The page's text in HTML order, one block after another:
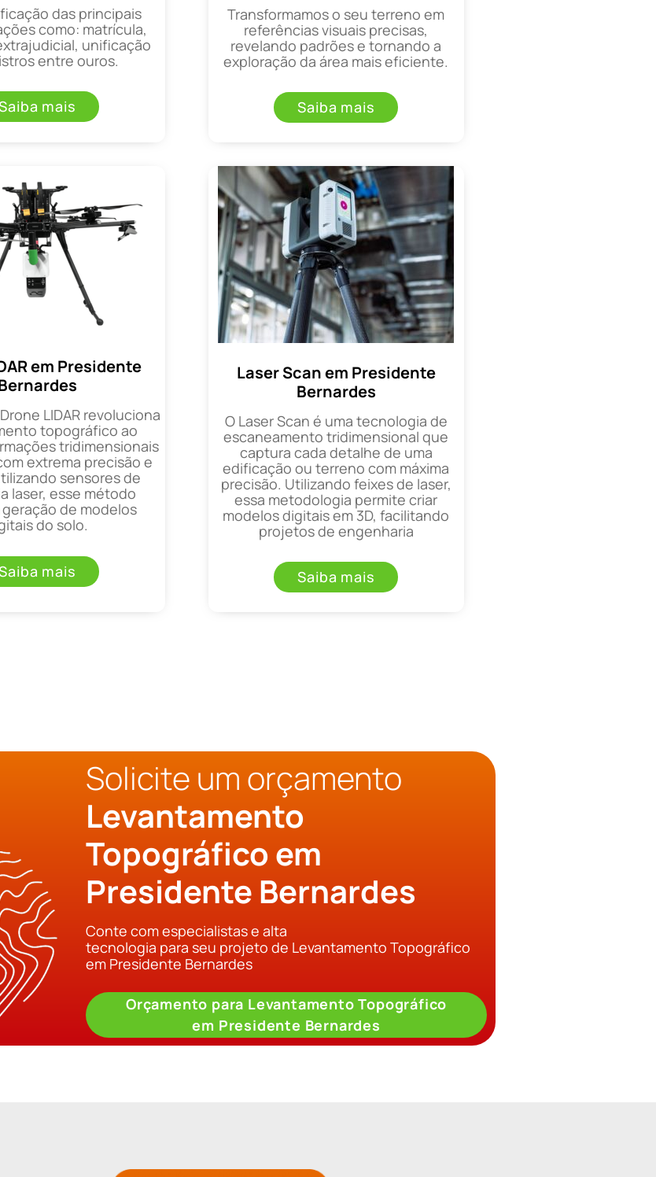
das principais
como: matrícula,
unificação
entre ouros.
mais
Transformamos o seu terreno em
referências visuais precisas,
revelando padrões e tornando a
exploração da área mais eficiente.
Saiba mais
em Presidente
LIDAR revoluciona
topográfico ao
tridimensionais
extrema precisão e
sensores de
laser, esse método
de modelos
do solo.
mais
Laser Scan em Presidente
Bernardes
O Laser Scan é uma tecnologia de
escaneamento tridimensional que
captura cada detalhe de uma
edificação ou terreno com máxima
precisão. Utilizando feixes de laser,
essa metodologia permite criar
modelos digitais em 3D, facilitando
projetos de engenharia
Saiba mais
Solicite um orçamento
Levantamento
Topográfico em
Presidente Bernardes
Conte com especialistas e alta
tecnologia para seu projeto de Levantamento Topográfico
em Presidente Bernardes
Orçamento para Levantamento Topográfico
em Presidente Bernardes